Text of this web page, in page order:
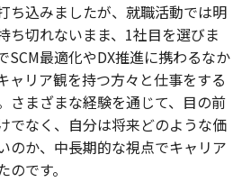
ち込みましたが、就職活動では明
ち切れないまま、1社目を選びま
SCM最適化やDX推進に携わるなか
ャリア観を持つ方々と仕事をする
さまざまな経験を通じて、目の前
でなく、自分は将来どのような価
のか、中長期的な視点でキャリア
です。